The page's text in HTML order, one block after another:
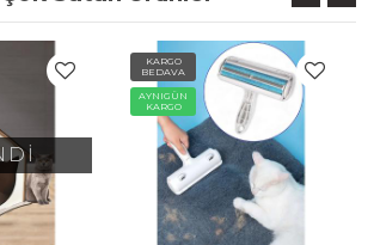
KARGO
BEDAVA
KARGO